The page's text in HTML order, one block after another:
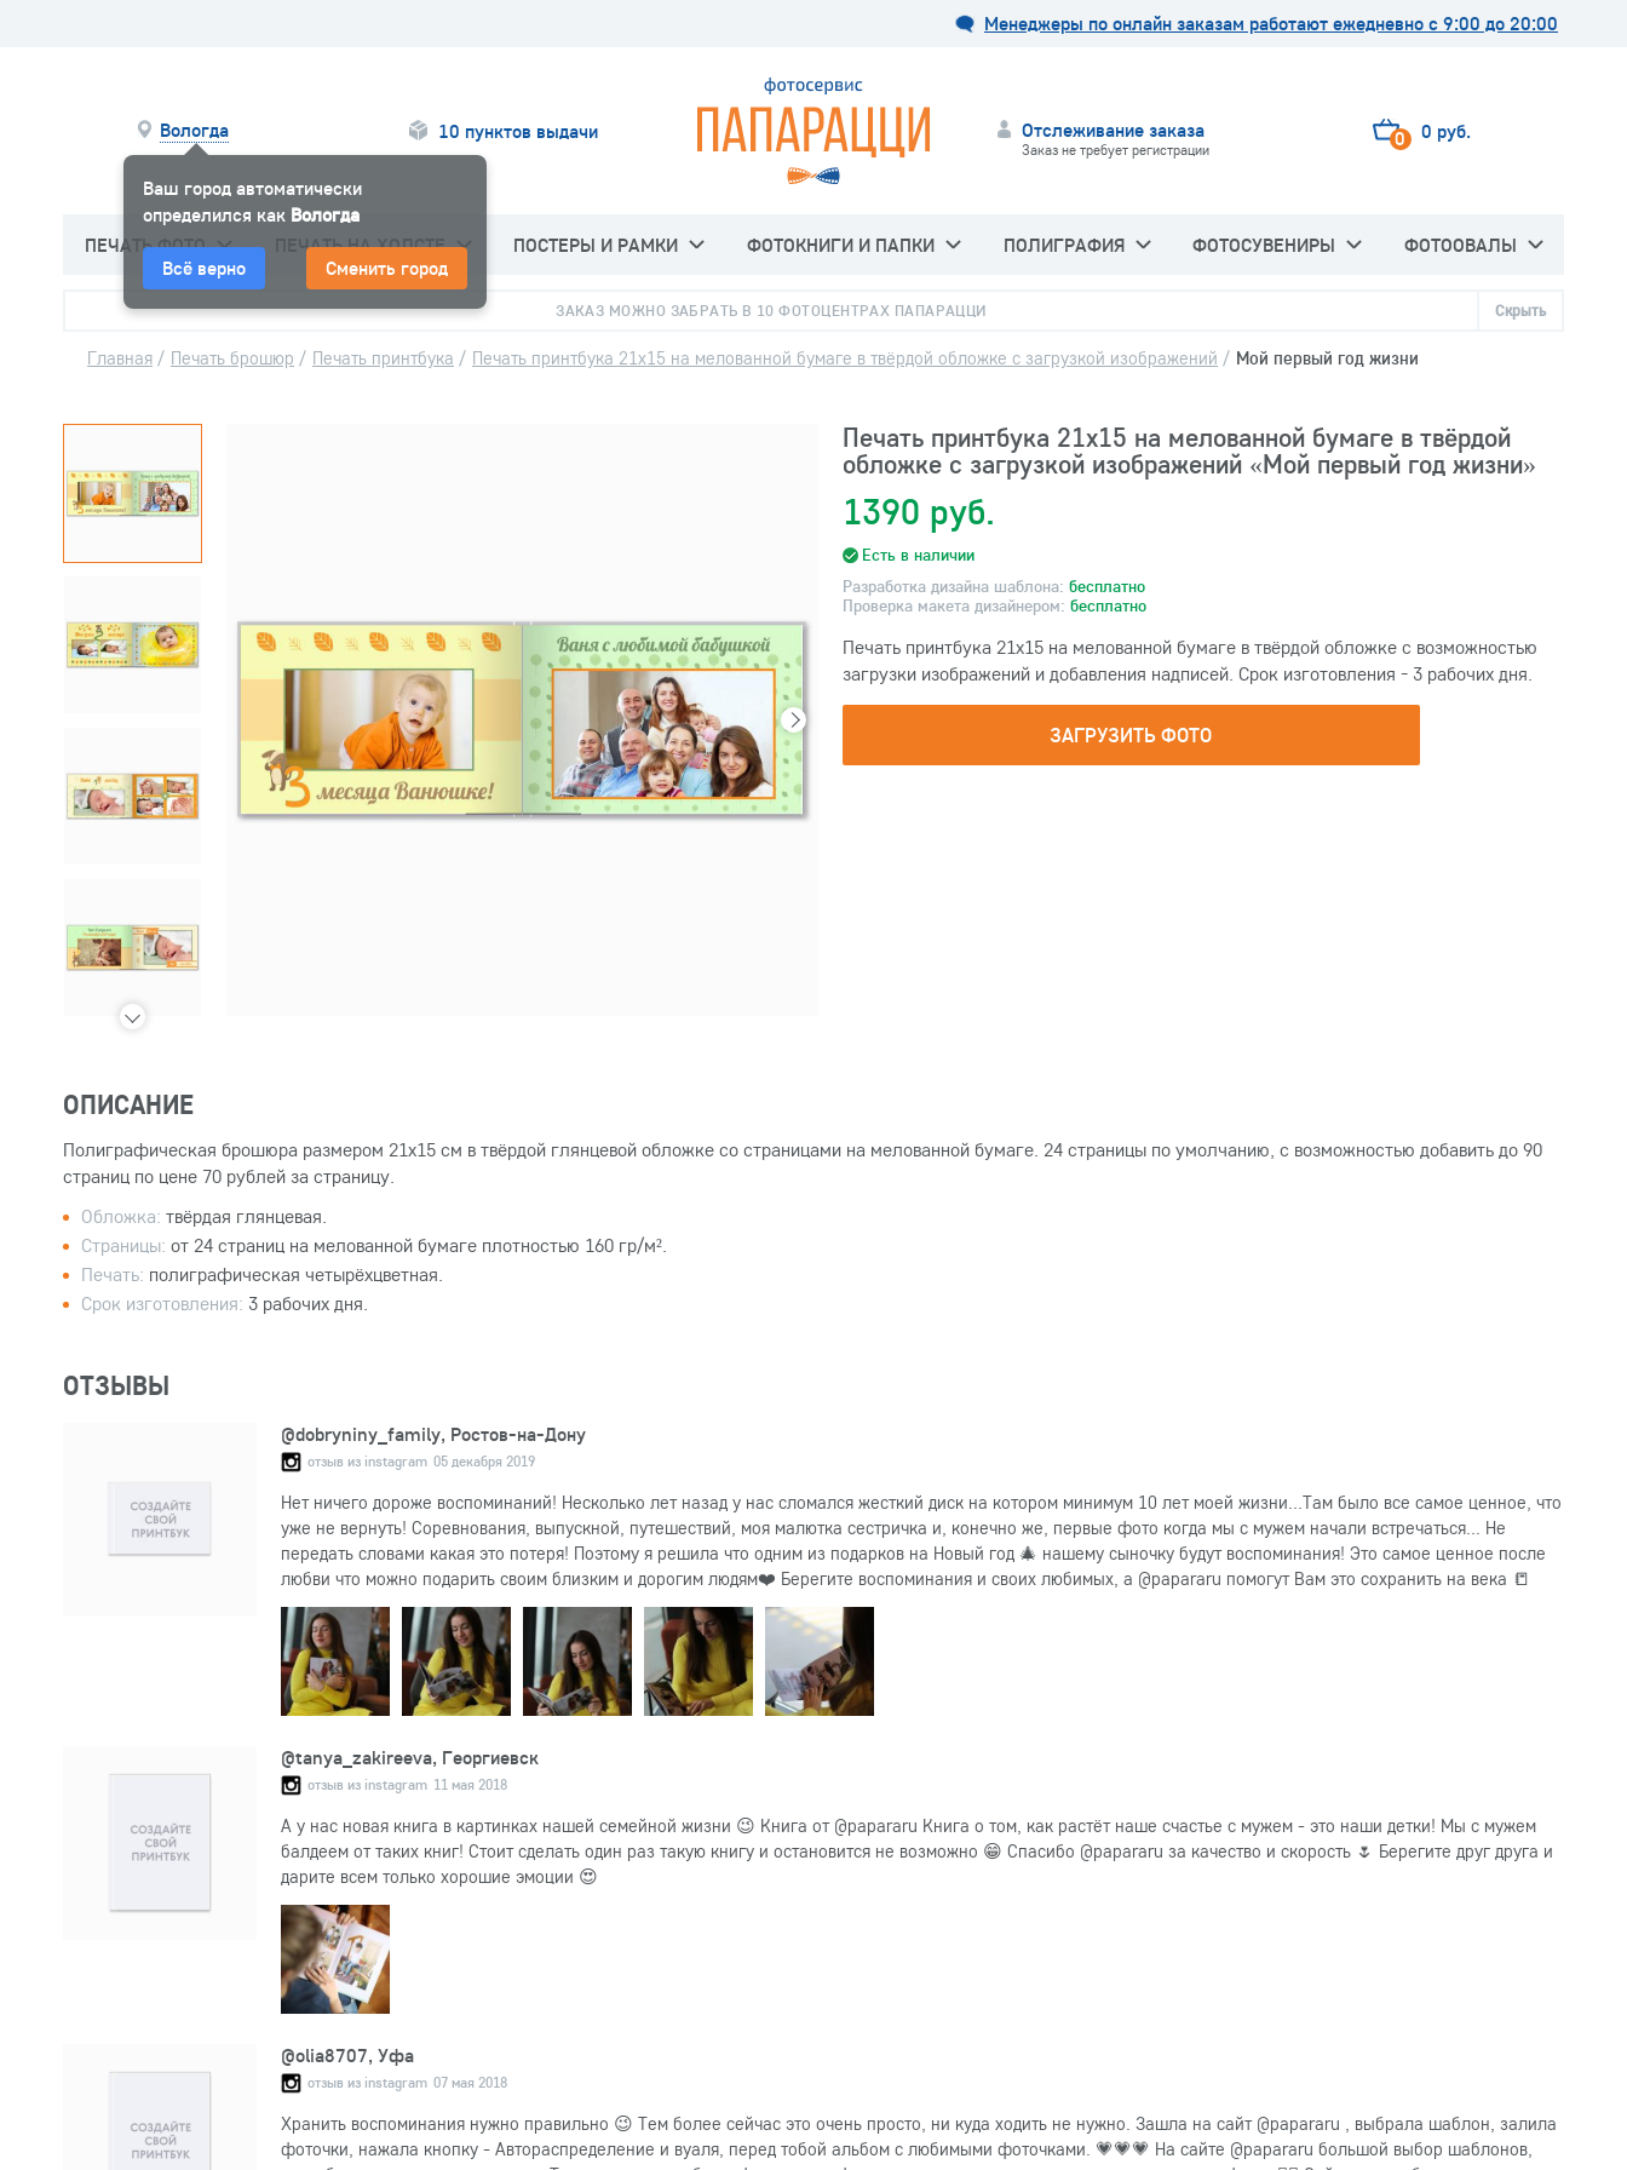
Менеджеры по онлайн заказам работают ежедневно с 9:00 до 20:00
Вологда
Ваш город автоматически
определился как Вологда
Всё верно Сменить город
10 пунктов выдачи Отслеживание заказа
Заказ не требует регистрации 0 0 руб.
ПЕЧАТЬ ФОТО ПЕЧАТЬ НА ХОЛСТЕ ПОСТЕРЫ И РАМКИ ФОТОКНИГИ И ПАПКИ ПОЛИГРАФИЯ ФОТОСУВЕНИРЫ ФОТООВАЛЫ
ЗАКАЗ МОЖНО ЗАБРАТЬ В 10 ФОТОЦЕНТРАХ ПАПАРАЦЦИ Скрыть
Главная / Печать брошюр / Печать принтбука / Печать принтбука 21х15 на мелованной бумаге в твёрдой обложке с загрузкой изображений / Мой первый год жизни
Печать принтбука 21х15 на мелованной бумаге в твёрдой
обложке с загрузкой изображений «Мой первый год жизни»
1390 руб.
Есть в наличии
Разработка дизайна шаблона: бесплатно
Проверка макета дизайнером: бесплатно
Печать принтбука 21х15 на мелованной бумаге в твёрдой обложке с возможностью
загрузки изображений и добавления надписей. Срок изготовления - 3 рабочих дня.
ЗАГРУЗИТЬ ФОТО
ОПИСАНИЕ
Полиграфическая брошюра размером 21х15 см в твёрдой глянцевой обложке со страницами на мелованной бумаге. 24 страницы по умолчанию, с возможностью добавить до 90
страниц по цене 70 рублей за страницу.
Обложка: твёрдая глянцевая.
Страницы: от 24 страниц на мелованной бумаге плотностью 160 гр/м².
Печать: полиграфическая четырёхцветная.
Срок изготовления: 3 рабочих дня.
ОТЗЫВЫ
@dobryniny_family, Ростов-на-Дону
отзыв из instagram 05 декабря 2019
Нет ничего дороже воспоминаний! Несколько лет назад у нас сломался жесткий диск на котором минимум 10 лет моей жизни...Там было все самое ценное, что
уже не вернуть! Соревнования, выпускной, путешествий, моя малютка сестричка и, конечно же, первые фото когда мы с мужем начали встречаться... Не
передать словами какая это потеря! Поэтому я решила что одним из подарков на Новый год 🎄 нашему сыночку будут воспоминания! Это самое ценное после
любви что можно подарить своим близким и дорогим людям❤️ Берегите воспоминания и своих любимых, а @papararu помогут Вам это сохранить на века 📒
@tanya_zakireeva, Георгиевск
отзыв из instagram 11 мая 2018
А у нас новая книга в картинках нашей семейной жизни 😉 Книга от @papararu Книга о том, как растёт наше счастье с мужем - это наши детки! Мы с мужем
балдеем от таких книг! Стоит сделать один раз такую книгу и остановится не возможно 😁 Спасибо @papararu за качество и скорость 🌷 Берегите друг друга и
дарите всем только хорошие эмоции 😍
@olia8707, Уфа
отзыв из instagram 07 мая 2018
Хранить воспоминания нужно правильно 😉 Тем более сейчас это очень просто, ни куда ходить не нужно. Зашла на сайт @papararu , выбрала шаблон, залила
фоточки, нажала кнопку - Автораспределение и вуаля, перед тобой альбом с любимыми фоточками. 💗💗💗 На сайте @papararu большой выбор шаблонов,